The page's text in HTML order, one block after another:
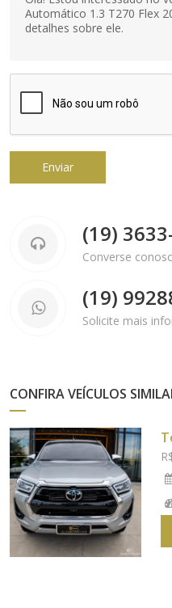
Enviar
(19)
Converse
(19)
Solicite mais
CONFIRA VEÍCULOS